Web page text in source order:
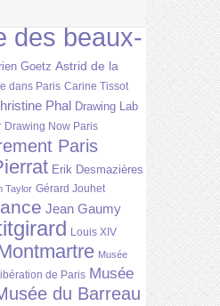
des beaux-
Goetz Astrid de la
dans Paris Carine Tissot
Phal Drawing Lab
Drawing Now Paris
Paris
Erik Desmazières
Taylor Gérard Jouhet
Jean Gaumy
Louis XIV
Musée
de Paris Musée
du Barreau